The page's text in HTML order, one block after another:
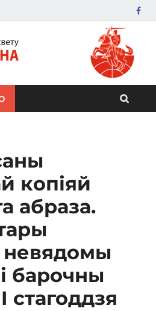
копіяй
абраза.
невядомы
барочны
стагоддзя